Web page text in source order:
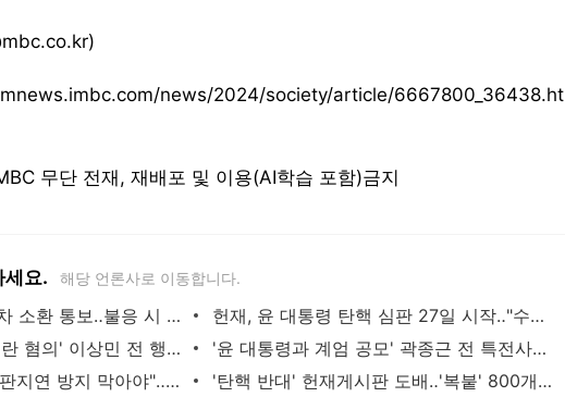
news/2024/society/article/6667800_36438.ht
무단 전재, 재배포 및 이용(AI학습 포함)금지
세요. 해당 언론사로 이동합니다.
검찰, 윤 대통령에 2차 소환 통보‥불응 시 체포영장 검토할 듯
헌재, 윤 대통령 탄핵 심판 27일 시작‥"수사 기록 확보·최우선 심리"
경찰 특별수사단, '내란 혐의' 이상민 전 행정안전부 장관 소환조사
'윤 대통령과 계엄 공모' 곽종근 전 특전사령관 구속
국민의힘 "이재명 재판지연 방지 막아야"‥법원 탄원서 제출
'탄핵 반대' 헌재게시판 도배‥'복붙' 800개, 대체 누가?